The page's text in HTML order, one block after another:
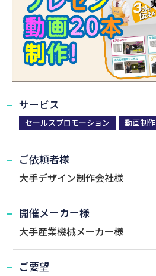
サービス
セールスプロモーション 動画制作
ご依頼者様
大手デザイン制作会社様
開催メーカー様
大手産業機械メーカー様
ご要望